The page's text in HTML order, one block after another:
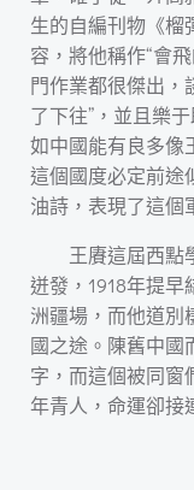
生的自編刊物《榴
容，將他稱作“會
門作業都很傑出，
了下往”，並且樂
如中國能有良多像
這個國度必定前途
油詩，表現了這個
王賡這屆西點
迸發，1918年提
洲疆場，而他道別
國之途。陳舊中國
字，而這個被同窗
年青人，命運卻接